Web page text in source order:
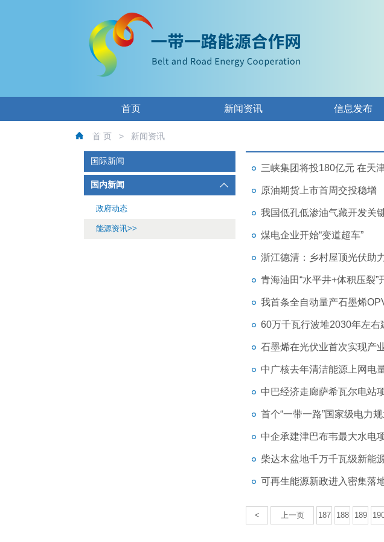
首页 新闻资讯 信息发布
首 页 > 新闻资讯
国际新闻
国内新闻
政府动态
能源资讯
三峡集团将投180亿元 在天
原油期货上市首周交投稳增
我国低孔低渗油气藏开发关
煤电企业开始“变道超车”
浙江德清：乡村屋顶光伏助
青海油田“水平井+体积压裂”
我首条全自动量产石墨烯
60万千瓦行波堆2030年左右
石墨烯在光伏业首次实现产
中广核去年清洁能源上网电
中巴经济走廊萨希瓦尔电站
首个“一带一路”国家级电力
中企承建津巴布韦最大水电
柴达木盆地千万千瓦级新能
可再生能源新政进入密集落
< 上一页 187 188 189